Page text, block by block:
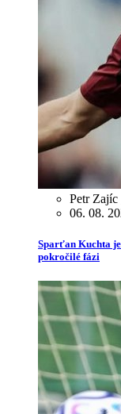
Petr Zajíc
06. 08.
Sparťan Kuchta
pokročilé fázi